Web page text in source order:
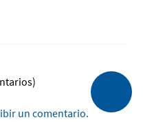
un comentario.